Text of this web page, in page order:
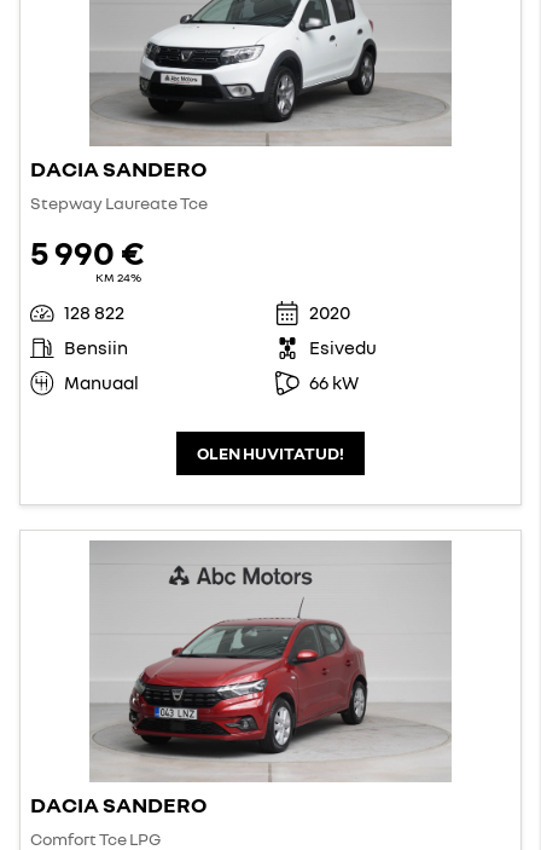
DACIA SANDERO
Stepway Laureate Tce
5 990 €
KM 24%
128 822
2020
Bensiin
Esivedu
Manuaal
66 kW
OLEN HUVITATUD!
DACIA SANDERO
Comfort Tce LPG